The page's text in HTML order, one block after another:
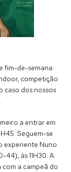
fim-de-semana
competição
caso dos nossos
a entrar em
Seguem-se
experiente Nuno
às 11H30. A
a campeã do